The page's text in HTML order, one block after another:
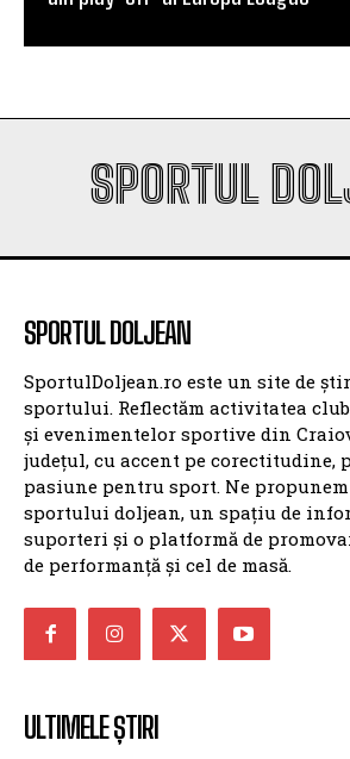
SPORTUL
SPORTUL DOLJEAN
SportulDoljean.ro este un site de
sportului. Reflectăm activitatea
și evenimentelor sportive din
județul, cu accent pe corectitudine,
pasiune pentru sport. Ne propunem
sportului doljean, un spațiu de
suporteri și o platformă de
de performanță și cel de masă.
ULTIMELE ȘTIRI